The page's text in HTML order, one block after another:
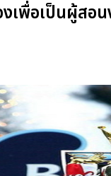
เพื่อเป็นผู้สอ